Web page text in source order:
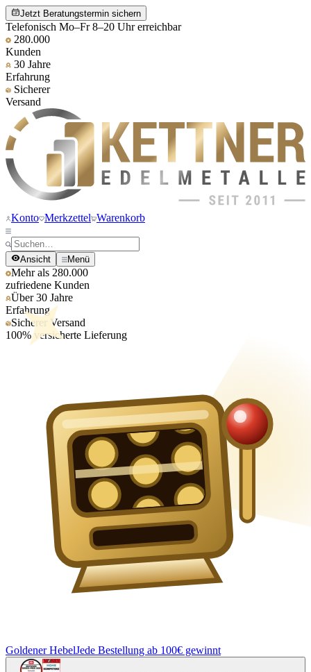
Jetzt Beratungstermin sichern
Telefonisch Mo–Fr 8–20 Uhr erreichbar
280.000
Kunden
30 Jahre
Erfahrung
Sicherer
Versand
Konto Merkzettel Warenkorb
Ansicht Menü
Mehr als 280.000
zufriedene Kunden
Über 30 Jahre
Erfahrung
Sicherer Versand
100% versicherte Lieferung
Goldener HebelJede Bestellung ab 100€ gewinnt